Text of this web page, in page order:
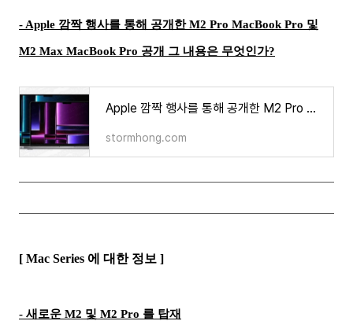
- Apple 깜짝 행사를 통해 공개한 M2 Pro MacBook Pro 및
M2 Max MacBook Pro 공개 그 내용은 무엇인가?
Apple 깜짝 행사를 통해 공개한 M2 Pro MacBook Pro 및 M2 Max MacBook Pro 공개 그 내용은 무엇인가?
stormhong.com
[ Mac Series 에 대한 정보 ]
- 새로운 M2 및 M2 Pro 를 탑재